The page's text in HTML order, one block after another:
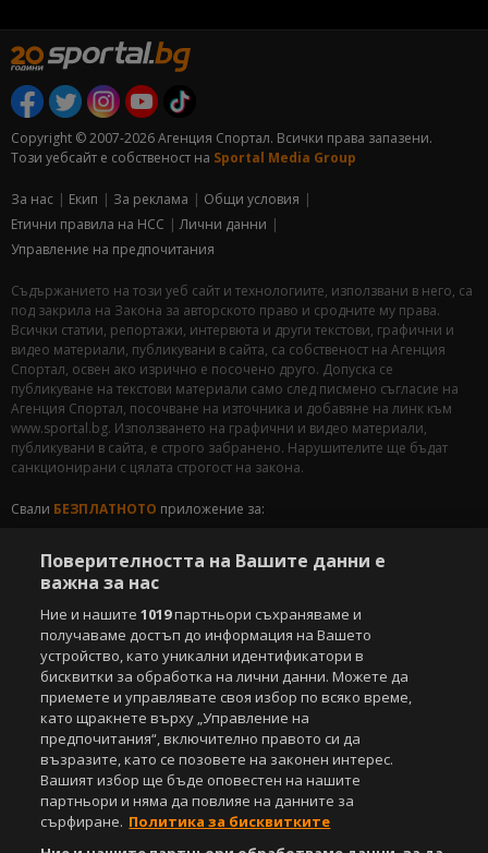
Copyright © 2007-2026 Агенция Спортал. Всички права запазени.
Този уебсайт е собственост на Sportal Media Group
За нас Екип За рекламa
Общи условия
Етични правила на НСС
Лични данни
Управление на предпочитания
Съдържанието на този уеб сайт и технологиите, използвани в него, са
под закрила на Закона за авторското право и сродните му права.
Всички статии, репортажи, интервюта и други текстови, графични и
видео материали, публикувани в сайта, са собственост на Агенция
Спортал, освен ако изрично е посочено друго. Допуска се
публикуване на текстови материали само след писмено съгласие на
Агенция Спортал, посочване на източника и добавяне на линк към
www.sportal.bg. Използването на графични и видео материали,
публикувани в сайта, е строго забранено. Нарушителите ще бъдат
санкционирани с цялата строгост на закона.
Свали БЕЗПЛАТНОТО приложение за:
Поверителността на Вашите данни е
важна за нас
Ние и нашите1019партньори съхраняваме и
получаваме достъп до информация на Вашето
устройство, като уникални идентификатори в
бисквитки за обработка на лични данни. Можете да
приемете и управлявате своя избор по всяко време,
като щракнете върху „Управление на
предпочитания“, включително правото си да
възразите, като се позовете на законен интерес.
Вашият избор ще бъде оповестен на нашите
партньори и няма да повлияе на данните за
сърфиране. Политика за бисквитките